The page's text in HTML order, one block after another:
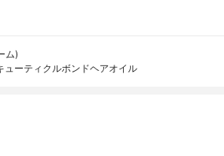
ム)
ューティクルボンドヘアオイル